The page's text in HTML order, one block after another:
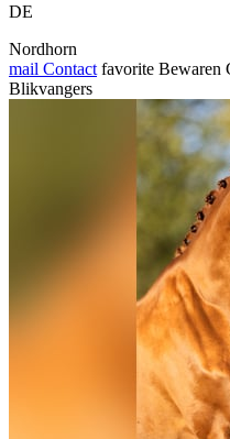
DE
Nordhorn
mail Contact favorite Bewaren
Blikvangers